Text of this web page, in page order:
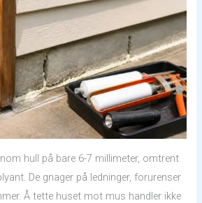
hull på bare 6-7 millimeter, omtrent
De gnager på ledninger, forurenser
Å tette huset mot mus handler ikke